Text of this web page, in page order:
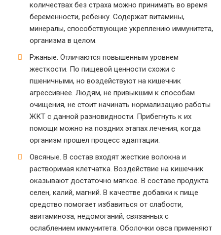
количествах без страха можно принимать во время
беременности, ребенку. Содержат витамины,
минералы, способствующие укреплению иммунитета,
организма в целом.
Ржаные. Отличаются повышенным уровнем
жесткости. По пищевой ценности схожи с
пшеничными, но воздействуют на кишечник
агрессивнее. Людям, не привыкшим к способам
очищения, не стоит начинать нормализацию работы
ЖКТ с данной разновидности. Прибегнуть к их
помощи можно на поздних этапах лечения, когда
организм прошел процесс адаптации.
Овсяные. В состав входят жесткие волокна и
растворимая клетчатка. Воздействие на кишечник
оказывают достаточно мягкое. В составе продукта
селен, калий, магний. В качестве добавки к пище
средство помогает избавиться от слабости,
авитаминоза, недомоганий, связанных с
ослаблением иммунитета. Оболочки овса применяют